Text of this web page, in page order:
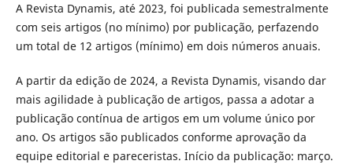
A Revista Dynamis, até 2023, foi publicada semestralmente
com seis artigos (no mínimo) por publicação, perfazendo
um total de 12 artigos (mínimo) em dois números anuais.
A partir da edição de 2024, a Revista Dynamis, visando dar
mais agilidade à publicação de artigos, passa a adotar a
publicação contínua de artigos em um volume único por
ano. Os artigos são publicados conforme aprovação da
equipe editorial e pareceristas. Início da publicação: março.